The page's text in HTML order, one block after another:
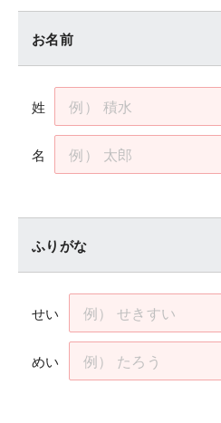
お名前
姓
名
ふりがな
せい
めい